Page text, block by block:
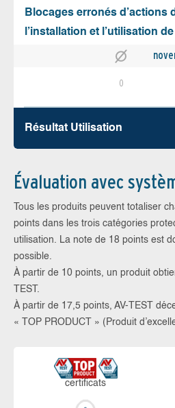
Blocages erronés d’actions
l’installation et l’utilisation
0
Résultat Utilisation
Évaluation avec
Tous les produits peuvent totaliser
points dans les trois catégories
utilisation. La note de 18 points est
possible.
À partir de 10 points, un produit
TEST.
À partir de 17,5 points, AV-TEST
« TOP PRODUCT » (Produit
certi­ficats